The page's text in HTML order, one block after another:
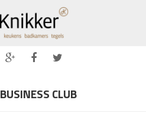
BUSINESS CLUB